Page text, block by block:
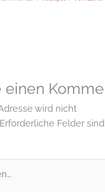
einen
wird nicht
Erforderliche Felder